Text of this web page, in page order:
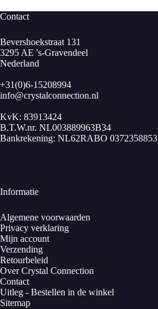
Contact
Bevershoekstraat 131
3295 AE 's-Gravendeel
Nederland
+31(0)6-15208994
info@crystalconnection.nl
KvK: 83913424
B.T.W.nr. NL003889963B34
Bankrekening: NL62RABO 0372358853
Informatie
Algemene voorwaarden
Privacy verklaring
Mijn account
Verzending
Retourbeleid
Over Crystal Connection
Contact
Uitleg - Bestellen in de winkel
Sitemap